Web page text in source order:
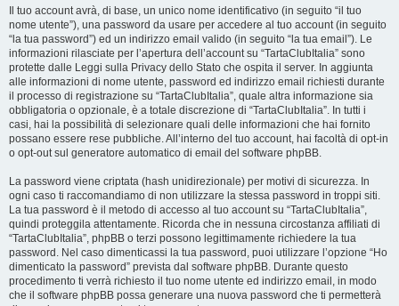
Il tuo account avrà, di base, un unico nome identificativo (in seguito “il tuo
nome utente”), una password da usare per accedere al tuo account (in seguito
“la tua password”) ed un indirizzo email valido (in seguito “la tua email”). Le
informazioni rilasciate per l’apertura dell’account su “TartaClubItalia” sono
protette dalle Leggi sulla Privacy dello Stato che ospita il server. In aggiunta
alle informazioni di nome utente, password ed indirizzo email richiesti durante
il processo di registrazione su “TartaClubItalia”, quale altra informazione sia
obbligatoria o opzionale, è a totale discrezione di “TartaClubItalia”. In tutti i
casi, hai la possibilità di selezionare quali delle informazioni che hai fornito
possano essere rese pubbliche. All’interno del tuo account, hai facoltà di opt-in
o opt-out sul generatore automatico di email del software phpBB.
La password viene criptata (hash unidirezionale) per motivi di sicurezza. In
ogni caso ti raccomandiamo di non utilizzare la stessa password in troppi siti.
La tua password è il metodo di accesso al tuo account su “TartaClubItalia”,
quindi proteggila attentamente. Ricorda che in nessuna circostanza affiliati di
“TartaClubItalia”, phpBB o terzi possono legittimamente richiedere la tua
password. Nel caso dimenticassi la tua password, puoi utilizzare l’opzione “Ho
dimenticato la password” prevista dal software phpBB. Durante questo
procedimento ti verrà richiesto il tuo nome utente ed indirizzo email, in modo
che il software phpBB possa generare una nuova password che ti permetterà